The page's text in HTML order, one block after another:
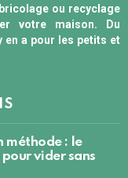
ou recyclage
votre maison. Du
en a pour les petits et
méthode : le
vider sans